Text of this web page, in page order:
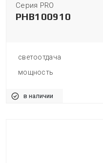
Серия PRO
PHB100910
светоотдача
мощность
в наличии